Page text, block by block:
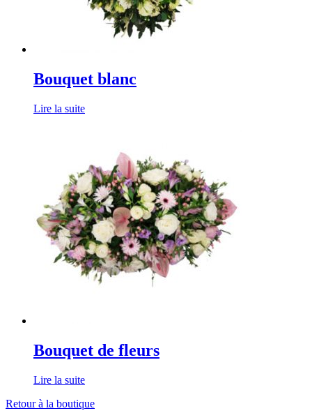
Bouquet blanc
Lire la suite
Bouquet de fleurs
Lire la suite
Retour à la boutique